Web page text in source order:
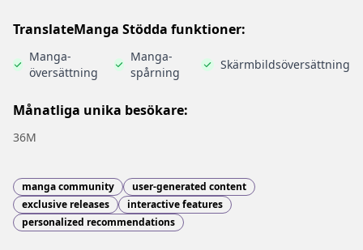
TranslateManga Stödda funktioner:
Manga-
översättning
Manga-
spårning
Skärmbildsöversättning
Månatliga unika besökare:
36M
manga community
user-generated content
exclusive releases
interactive features
personalized recommendations